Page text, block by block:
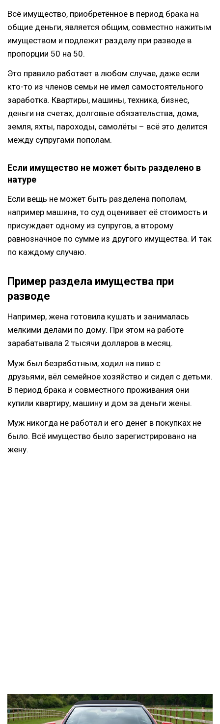
Всё имущество, приобретённое в период брака на
общие деньги, является общим, совместно нажитым
имуществом и подлежит разделу при разводе в
пропорции 50 на 50.
Это правило работает в любом случае, даже если
кто-то из членов семьи не имел самостоятельного
заработка. Квартиры, машины, техника, бизнес,
деньги на счетах, долговые обязательства, дома,
земля, яхты, пароходы, самолёты – всё это делится
между супругами пополам.
Если имущество не может быть разделено в
натуре
Если вещь не может быть разделена пополам,
например машина, то суд оценивает её стоимость и
присуждает одному из супругов, а второму
равнозначное по сумме из другого имущества. И так
по каждому случаю.
Пример раздела имущества при
разводе
Например, жена готовила кушать и занималась
мелкими делами по дому. При этом на работе
зарабатывала 2 тысячи долларов в месяц.
Муж был безработным, ходил на пиво с
друзьями, вёл семейное хозяйство и сидел с детьми.
В период брака и совместного проживания они
купили квартиру, машину и дом за деньги жены.
Муж никогда не работал и его денег в покупках не
было. Всё имущество было зарегистрировано на
жену.